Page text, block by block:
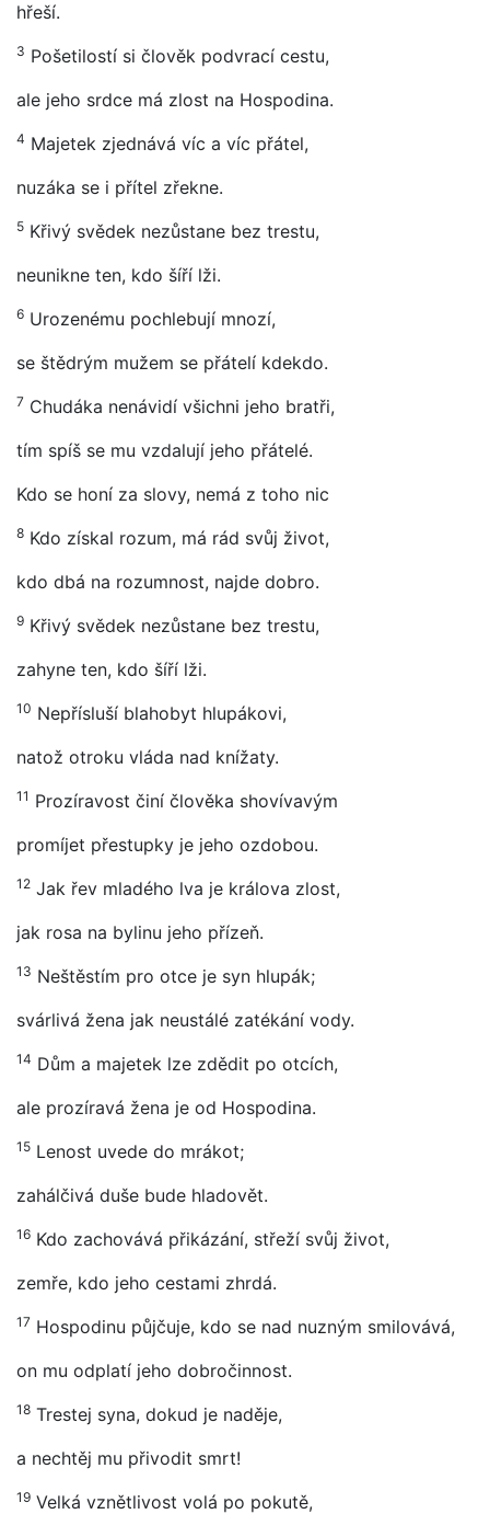
hřeší.
3 Pošetilostí si člověk podvrací cestu,
ale jeho srdce má zlost na Hospodina.
4 Majetek zjednává víc a víc přátel,
nuzáka se i přítel zřekne.
5 Křivý svědek nezůstane bez trestu,
neunikne ten, kdo šíří lži.
6 Urozenému pochlebují mnozí,
se štědrým mužem se přátelí kdekdo.
7 Chudáka nenávidí všichni jeho bratři,
tím spíš se mu vzdalují jeho přátelé.
Kdo se honí za slovy, nemá z toho nic
8 Kdo získal rozum, má rád svůj život,
kdo dbá na rozumnost, najde dobro.
9 Křivý svědek nezůstane bez trestu,
zahyne ten, kdo šíří lži.
10 Nepřísluší blahobyt hlupákovi,
natož otroku vláda nad knížaty.
11 Prozíravost činí člověka shovívavým
promíjet přestupky je jeho ozdobou.
12 Jak řev mladého lva je králova zlost,
jak rosa na bylinu jeho přízeň.
13 Neštěstím pro otce je syn hlupák;
svárlivá žena jak neustálé zatékání vody.
14 Dům a majetek lze zdědit po otcích,
ale prozíravá žena je od Hospodina.
15 Lenost uvede do mrákot;
zahálčivá duše bude hladovět.
16 Kdo zachovává přikázání, střeží svůj život,
zemře, kdo jeho cestami zhrdá.
17 Hospodinu půjčuje, kdo se nad nuzným smilovává,
on mu odplatí jeho dobročinnost.
18 Trestej syna, dokud je naděje,
a nechtěj mu přivodit smrt!
19 Velká vznětlivost volá po pokutě,